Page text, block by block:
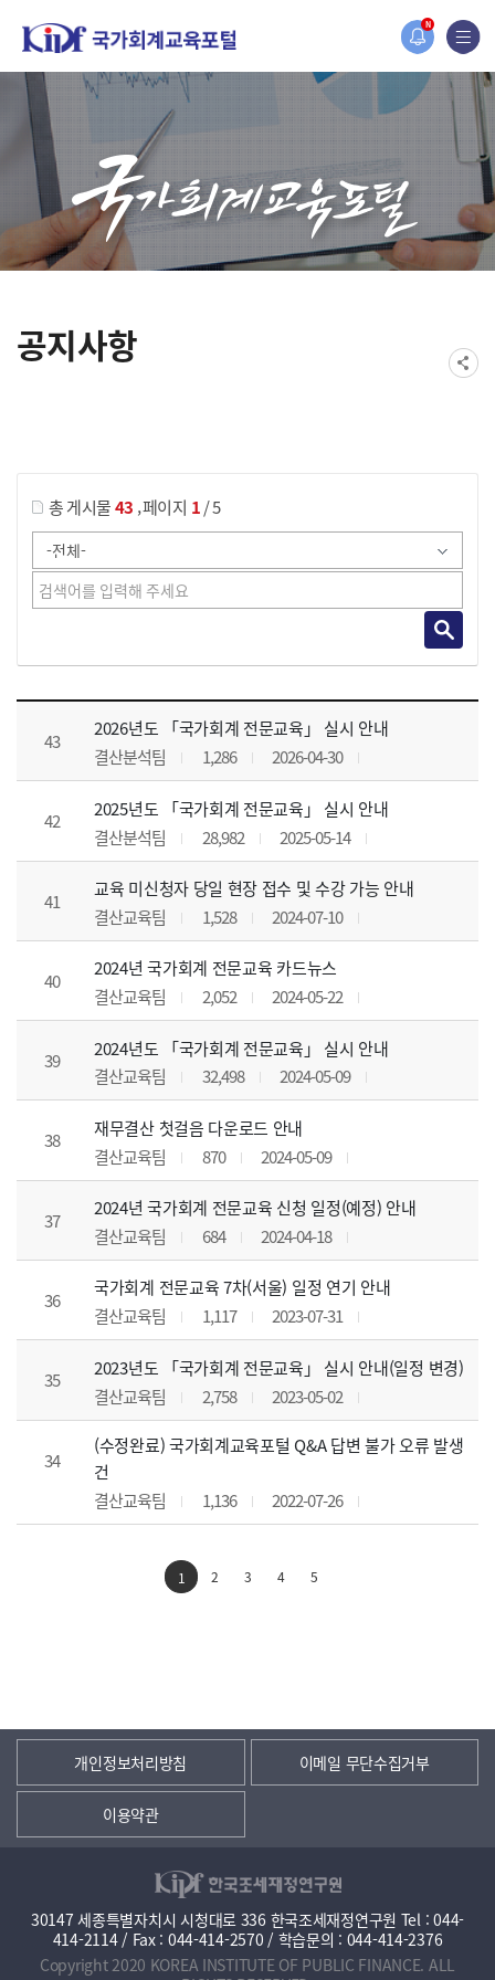
N
홈페이지가 새롭게 개편되었습니다.
한국조세재정연구원홈페이지가 새롭게 개설되었습니다.
공지사항
총 게시물43 ,페이지 1/ 5
공지사항 목록 으로 번호, 제목, 작성자, 조회수, 등록 일, 첨부파일로 나열 되고 있습니다.
43
2026년도 「국가회계 전문교육」 실시 안내
결산분석팀
1,286 2026-04-30
42
2025년도 「국가회계 전문교육」 실시 안내
결산분석팀
28,982 2025-05-14
41
교육 미신청자 당일 현장 접수 및 수강 가능 안내
결산교육팀
1,528 2024-07-10
40
2024년 국가회계 전문교육 카드뉴스
결산교육팀
2,052 2024-05-22
39
2024년도 「국가회계 전문교육」 실시 안내
결산교육팀
32,498 2024-05-09
38
재무결산 첫걸음 다운로드 안내
결산교육팀
870 2024-05-09
37
2024년 국가회계 전문교육 신청 일정(예정) 안내
결산교육팀
684 2024-04-18
36
국가회계 전문교육 7차(서울) 일정 연기 안내
결산교육팀
1,117 2023-07-31
35
2023년도 「국가회계 전문교육」 실시 안내(일정 변경)
결산교육팀
2,758 2023-05-02
34
(수정완료) 국가회계교육포털 Q&A 답변 불가 오류 발생
건
결산교육팀
1,136 2022-07-26
1 2 3 4 5
개인정보처리방침 이메일 무단수집거부
이용약관
30147 세종특별자치시 시청대로 336 한국조세재정연구원 Tel : 044-
414-2114 / Fax : 044-414-2570 / 학습문의 : 044-414-2376
Copyright 2020 KOREA INSTITUTE OF PUBLIC FINANCE. ALL